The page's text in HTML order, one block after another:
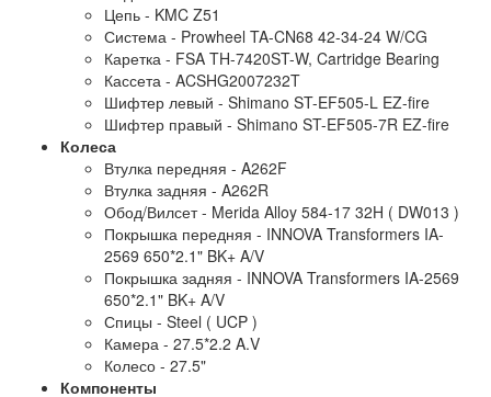
Цепь - KMC Z51
Система - Prowheel TA-CN68 42-34-24 W/CG
Каретка - FSA TH-7420ST-W, Cartridge Bearing
Кассета - ACSHG2007232T
Шифтер левый - Shimano ST-EF505-L EZ-fire
Шифтер правый - Shimano ST-EF505-7R EZ-fire
Колеса
Втулка передняя - A262F
Втулка задняя - A262R
Обод/Вилсет - Merida Alloy 584-17 32H ( DW013 )
Покрышка передняя - INNOVA Transformers IA-
2569 650*2.1" BK+ A/V
Покрышка задняя - INNOVA Transformers IA-2569
650*2.1" BK+ A/V
Спицы - Steel ( UCP )
Камера - 27.5*2.2 A.V
Колесо - 27.5"
Компоненты